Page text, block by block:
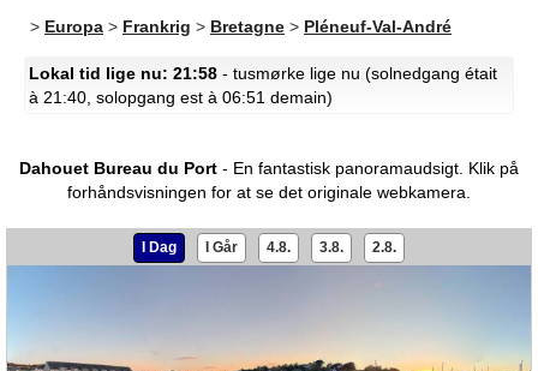
> Europa > Frankrig > Bretagne > Pléneuf-Val-André
Lokal tid lige nu: 21:58 - tusmørke lige nu (solnedgang était
à 21:40, solopgang est à 06:51 demain)
Dahouet Bureau du Port - En fantastisk panoramaudsigt. Klik på
forhåndsvisningen for at se det originale webkamera.
I Dag I Går 4.8. 3.8. 2.8.